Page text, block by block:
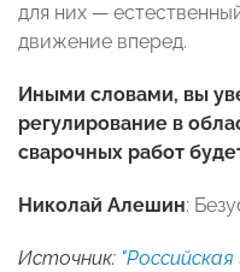
для них —
движение вперед.
Иными словами, вы
регулирование в
сварочных работ
Николай Алешин:
Источник: